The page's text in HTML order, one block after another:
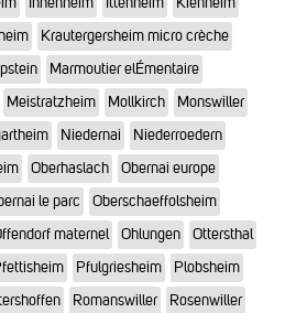
Krautergersheim micro crèche
Marmoutier elÉmentaire
Meistratzheim Mollkirch
Monswiller
Niedernai
Niederroedern
Oberhaslach
Obernai europe
le parc
Oberschaeffolsheim
maternel Ohlungen
Ottersthal
Pfulgriesheim
Plobsheim
Romanswiller Rosenwiller